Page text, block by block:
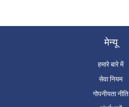
मेन्यू
हमारे बारे में
सेवा नियम
गोपनीयता नीति